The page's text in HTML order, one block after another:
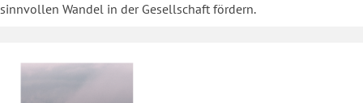
sinnvollen Wandel in der Gesellschaft fördern.